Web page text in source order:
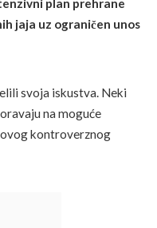
plan prehrane
jaja uz ograničen unos
svoja iskustva. Neki
na moguće
kontroverznog